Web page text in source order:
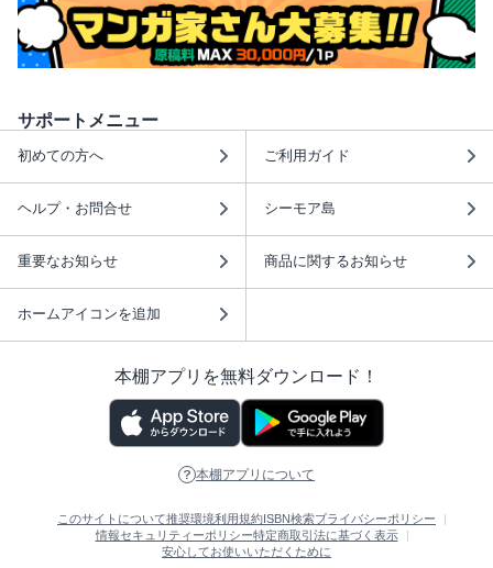
サポートメニュー
初めての方へ ご利用ガイド
ヘルプ・お問合せ シーモア島
重要なお知らせ 商品に関するお知らせ
ホームアイコンを追加
本棚アプリを無料ダウンロード！
本棚アプリについて
このサイトについて推奨環境利用規約 ISBN検索プライバシーポリシー
情報セキュリティーポリシー特定商取引法に基づく表示
安心してお使いいただくために